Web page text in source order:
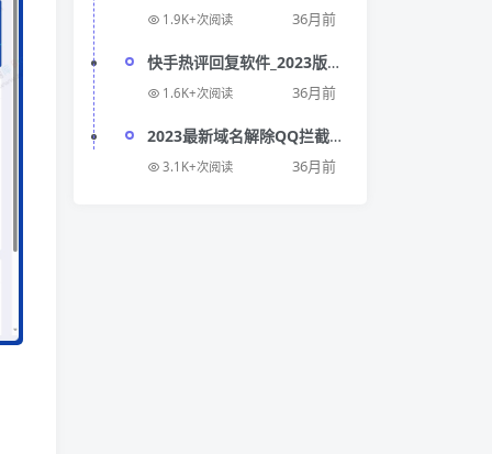
阁爬虫控制台_让控制台程序
1.9K+次阅读 36月前
快手热评回复软件_2023版
v1.01.6K+次阅读 36月前
2023最新域名解除QQ拦截教
程_增加解除几率并延长拦截
3.1K+次阅读 36月前